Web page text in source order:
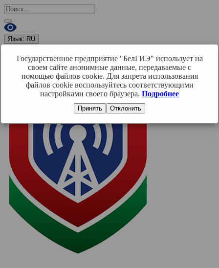
Язык: RU
Государственное предприятие "БелГИЭ" использует на
своем сайте анонимные данные, передаваемые с
помощью файлов cookie. Для запрета использования
файлов cookie воспользуйтесь соответствующими
настройками своего браузера. Подробнее
Принять Отклонить